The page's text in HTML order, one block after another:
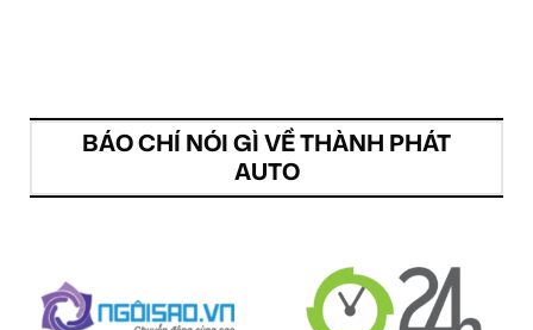
BÁO CHÍ NÓI GÌ VỀ THÀNH PHÁT
AUTO